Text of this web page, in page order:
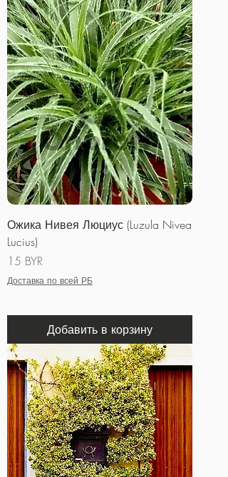
Ожика Нивея Люциус (Luzula Nivea
Lucius)
Цена
15 BYR
Доставка по всей РБ
Добавить в корзину